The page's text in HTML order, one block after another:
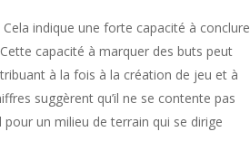
indique une forte capacité à conclure
capacité à marquer des buts peut
à la fois à la création de jeu et à
suggèrent qu’il ne se contente pas
un milieu de terrain qui se dirige